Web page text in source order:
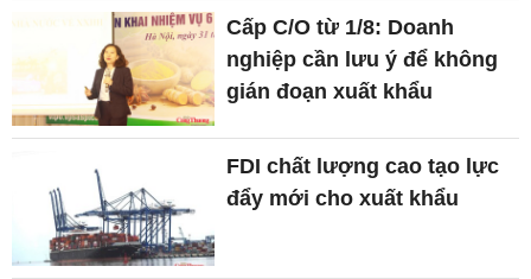
Cấp C/O từ 1/8: Doanh
nghiệp cần lưu ý để không
gián đoạn xuất khẩu
FDI chất lượng cao tạo lực
đẩy mới cho xuất khẩu